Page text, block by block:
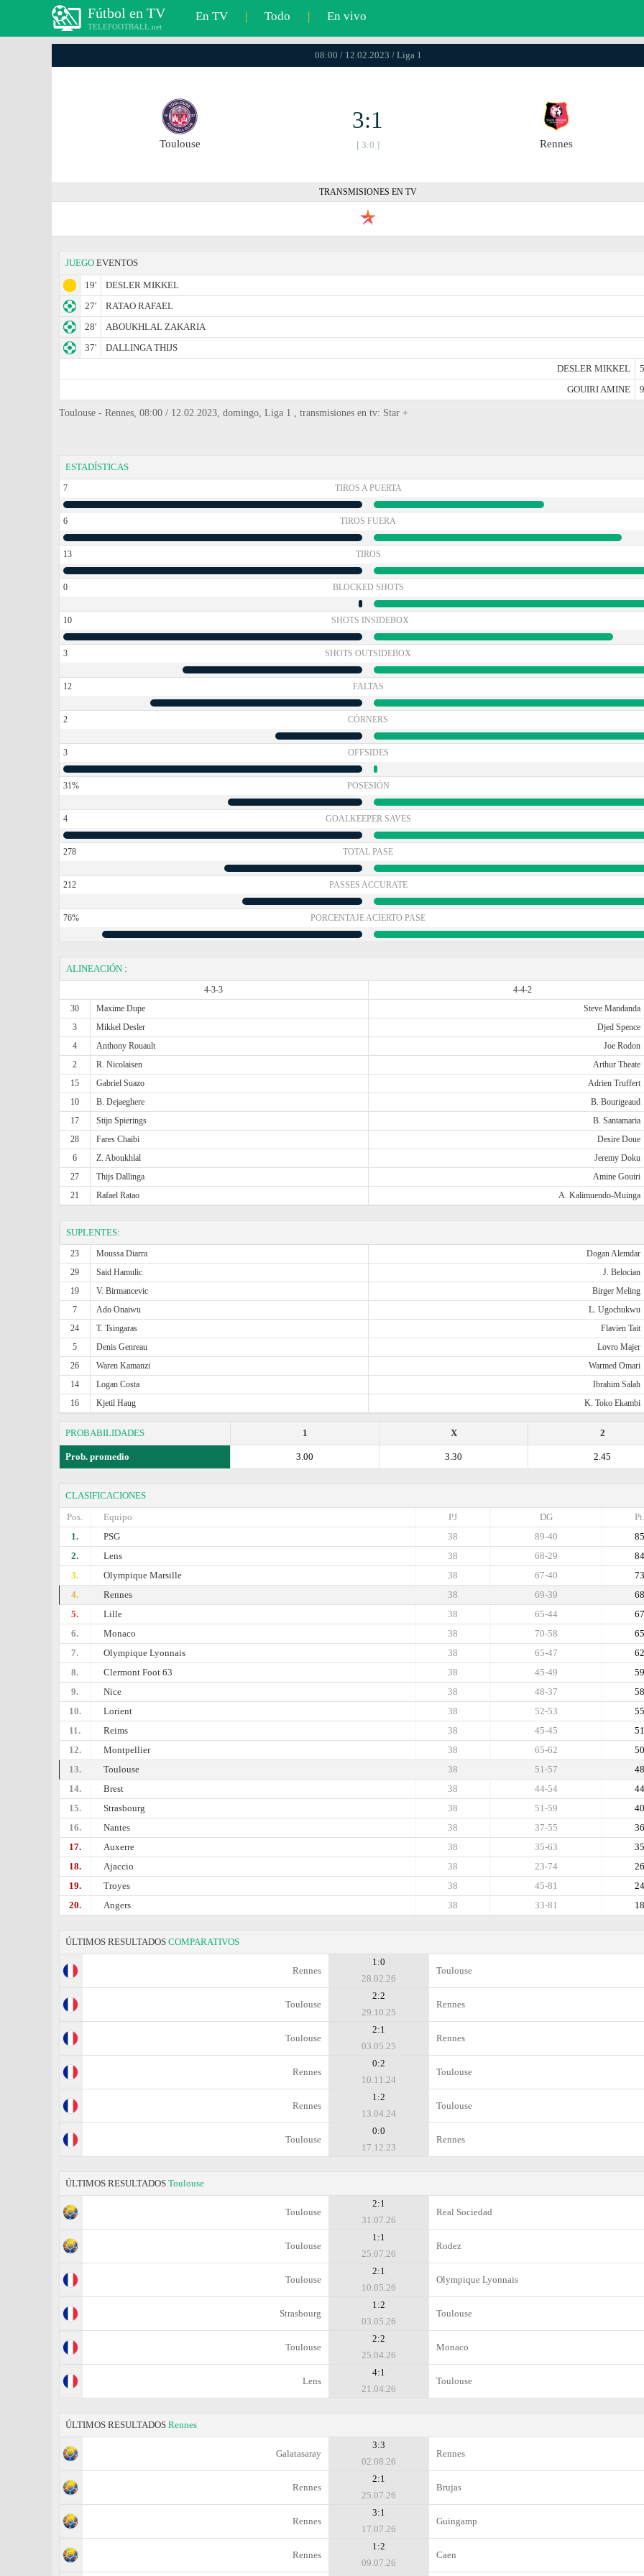
Fútbol en TV
TELEFOOTBALL.net
En TV | Todo | En vivo
08:00 / 12.02.2023 / Liga 1
Toulouse
3:1
[ 3:0 ] Rennes
TRANSMISIONES EN TV
JUEGO EVENTOS
19'
DESLER MIKKEL
27'
RATAO RAFAEL
28'
ABOUKHLAL ZAKARIA
37'
DALLINGA THIJS
DESLER MIKKEL
GOUIRI AMINE
Toulouse - Rennes, 08:00 / 12.02.2023, domingo, Liga 1 , transmisiones en tv: Star +
ESTADÍSTICAS
7 TIROS A PUERTA
6 TIROS FUERA
13 TIROS
0 BLOCKED SHOTS
10 SHOTS INSIDEBOX
3 SHOTS OUTSIDEBOX
12 FALTAS
2 CÓRNERS
3 OFFSIDES
31% POSESIÓN
4 GOALKEEPER SAVES
278 TOTAL PASE
212 PASSES ACCURATE
76% PORCENTAJE ACIERTO PASE
ALINEACIÓN :
4-3-3
4-4-2
30
Maxime Dupe Steve Mandanda
3
Mikkel Desler Djed Spence
4
Anthony Rouault Joe Rodon
2
R. Nicolaisen Arthur Theate
15
Gabriel Suazo Adrien Truffert
10
B. Dejaeghere B. Bourigeaud
17
Stijn Spierings B. Santamaria
28
Fares Chaibi Desire Doue
6
Z. Aboukhlal Jeremy Doku
27
Thijs Dallinga Amine Gouiri
21
Rafael Ratao A. Kalimuendo-Muinga
SUPLENTES:
23 Moussa Diarra Dogan Alemdar
29
Said Hamulic J. Belocian
19
V. Birmancevic Birger Meling
7
Ado Onaiwu L. Ugochukwu
24
T. Tsingaras Flavien Tait
5
Denis Genreau Lovro Majer
26
Waren Kamanzi Warmed Omari
14
Logan Costa Ibrahim Salah
16
Kjetil Haug K. Toko Ekambi
PROBABILIDADES 2
X
1
Prob. promedio 2.45
3.30
3.00
CLASIFICACIONES
Pos.
Equipo Pt.
DG
PJ
1.
PSG 85
89-40
38
2.
Lens 84
68-29
38
3.
Olympique Marsille 73
67-40
38
4.
Rennes 68
69-39
38
5.
Lille 67
65-44
38
6.
Monaco 65
70-58
38
7.
Olympique Lyonnais 62
65-47
38
8.
Clermont Foot 63 59
45-49
38
9.
Nice 58
48-37
38
10.
Lorient 55
52-53
38
11.
Reims 51
45-45
38
12.
Montpellier 50
65-62
38
13.
Toulouse 48
51-57
38
14.
Brest 44
44-54
38
15.
Strasbourg 40
51-59
38
16.
Nantes 36
37-55
38
17.
Auxerre 35
35-63
38
18.
Ajaccio 26
23-74
38
19.
Troyes 24
45-81
38
20.
Angers 18
33-81
38
ÚLTIMOS RESULTADOS COMPARATIVOS
Rennes
1:0
28.02.26
Toulouse
Toulouse
2:2
29.10.25
Rennes
Toulouse
2:1
03.05.25
Rennes
Rennes
0:2
10.11.24
Toulouse
Rennes
1:2
13.04.24
Toulouse
Toulouse
0:0
17.12.23
Rennes
ÚLTIMOS RESULTADOS Toulouse
Toulouse
2:1
31.07.26
Real Sociedad
Toulouse
1:1
25.07.26
Rodez
Toulouse
2:1
10.05.26
Olympique Lyonnais
Strasbourg
1:2
03.05.26
Toulouse
Toulouse
2:2
25.04.26
Monaco
Lens
4:1
21.04.26
Toulouse
ÚLTIMOS RESULTADOS Rennes
Galatasaray
3:3
02.08.26
Rennes
Rennes
2:1
25.07.26
Brujas
Rennes
3:1
17.07.26
Guingamp
Rennes
1:2
09.07.26
Caen